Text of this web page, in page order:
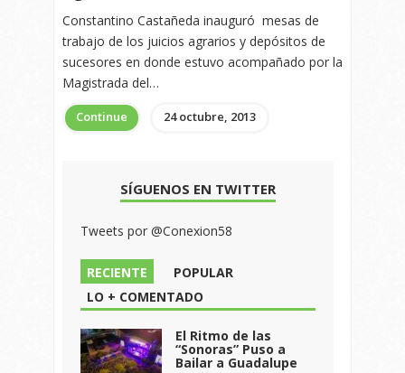
Constantino Castañeda inauguró mesas de
trabajo de los juicios agrarios y depósitos de
sucesores en donde estuvo acompañado por la
Magistrada del…
Continue 24 octubre, 2013
SÍGUENOS EN TWITTER
Tweets por @Conexion58
RECIENTE
POPULAR
LO + COMENTADO
El Ritmo de las
“Sonoras” Puso a
Bailar a Guadalupe